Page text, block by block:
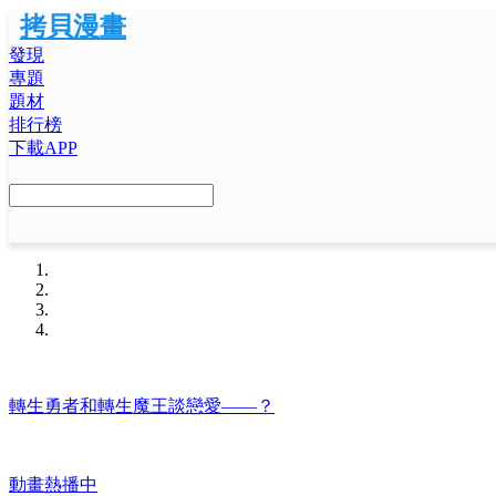
拷貝漫畫
發現
專題
題材
排行榜
下載APP
轉生勇者和轉生魔王談戀愛——？
動畫熱播中